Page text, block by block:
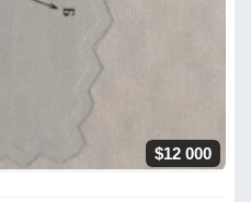
$12 000